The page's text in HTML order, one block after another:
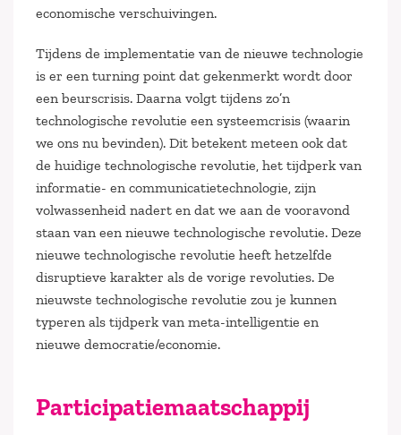
economische verschuivingen.
Tijdens de implementatie van de nieuwe technologie
is er een turning point dat gekenmerkt wordt door
een beurscrisis. Daarna volgt tijdens zo’n
technologische revolutie een systeemcrisis (waarin
we ons nu bevinden). Dit betekent meteen ook dat
de huidige technologische revolutie, het tijdperk van
informatie- en communicatietechnologie, zijn
volwassenheid nadert en dat we aan de vooravond
staan van een nieuwe technologische revolutie. Deze
nieuwe technologische revolutie heeft hetzelfde
disruptieve karakter als de vorige revoluties. De
nieuwste technologische revolutie zou je kunnen
typeren als tijdperk van meta-intelligentie en
nieuwe democratie/economie.
Participatiemaatschappij